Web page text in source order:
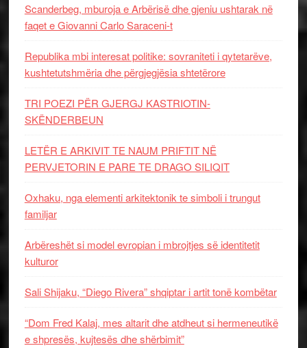
Scanderbeg, mburoja e Arbërisë dhe gjeniu ushtarak në
faqet e Giovanni Carlo Saraceni-t
Republika mbi interesat politike: sovraniteti i qytetarëve,
kushtetutshmëria dhe përgjegjësia shtetërore
TRI POEZI PËR GJERGJ KASTRIOTIN-
SKËNDERBEUN
LETËR E ARKIVIT TE NAUM PRIFTIT NË
PERVJETORIN E PARE TE DRAGO SILIQIT
Oxhaku, nga elementi arkitektonik te simboli i trungut
familjar
Arbëreshët si model evropian i mbrojtjes së identitetit
kulturor
Sali Shijaku, “Diego Rivera” shqiptar i artit tonë kombëtar
“Dom Fred Kalaj, mes altarit dhe atdheut si hermeneutikë
e shpresës, kujtesës dhe shërbimit”